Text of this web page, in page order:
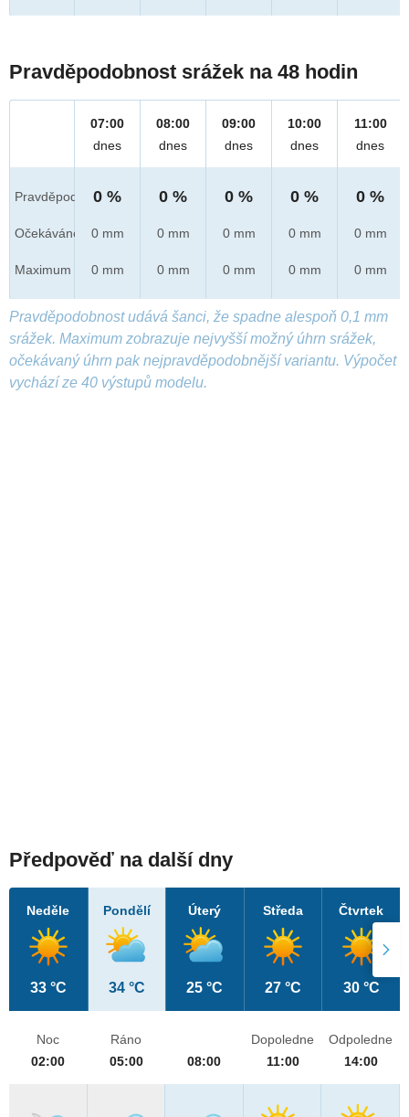
Pravděpodobnost srážek na 48 hodin
Pravděpod.
Očekáváno
Maximum
07:00
dnes
0 %
0 mm
0 mm
08:00
dnes
0 %
0 mm
0 mm
09:00
dnes
0 %
0 mm
0 mm
10:00
dnes
0 %
0 mm
0 mm
11:00
dnes
0 %
0 mm
0 mm
Pravděpodobnost udává šanci, že spadne alespoň 0,1 mm
srážek. Maximum zobrazuje nejvyšší možný úhrn srážek,
očekávaný úhrn pak nejpravděpodobnější variantu. Výpočet
vychází ze 40 výstupů modelu.
Předpověď na další dny
Neděle
33 °C
Pondělí
34 °C
Úterý
25 °C
Středa
27 °C
Čtvrtek
30 °C
Noc
02:00
Ráno
05:00
08:00
Dopoledne
11:00
Odpoledne
14:00